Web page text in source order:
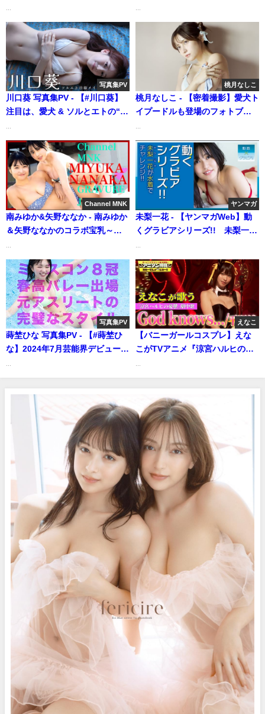
月22日） | 講談社ヤンマガchさ
んより
写真集PV
川口葵 写真集PV - 【#川口葵】
注目は、愛犬 & ソルとエトの“目
『ソルエト目線』好評発売
中！ Aoi Kawaguchi（2025年
03月11日） | 週プレ
Channel【集英社 週刊プレイボ
ーイ公式】さんより
桃月なしこ
桃月なしこ - 【密着撮影】愛犬ト
イプードルも登場のフォトブッ
（Dec 18, 2024） | 桃月なしこ
のなんかやるちゃんねるさんよ
り
Channel MNK
南みゆか&矢野ななか - 南みゆか
＆矢野ななかのコラボ宝乳～美
Channel MNKさんより
ヤンマガ
未梨一花 - 【ヤンマガWeb】動
くグラビアシリーズ!! 未梨一花
談社ヤンマガchさんより
写真集PV
蒔埜ひな 写真集PV - 【#蒔埜ひ
な】2024年7月芸能界デビュー＆
超新星――写真集『ドキドキし
ちゃった』好評発売中！ ーHina
Makino（2024年07月31日） |
週プレChannel【集英社 週刊プ
レイボーイ公式】さんより
えなこ
【バニーガールコスプレ】えな
こがTVアニメ『涼宮ハルヒの憂
神カバー！！